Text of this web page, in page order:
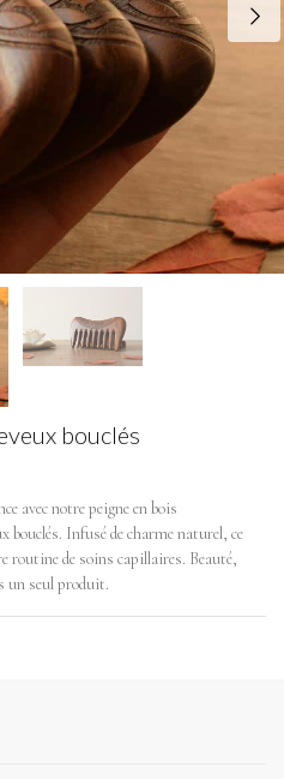
bouclés
avec notre peigne en bois
bouclés. Infusé de charme naturel, ce
routine de soins capillaires. Beauté,
un seul produit.